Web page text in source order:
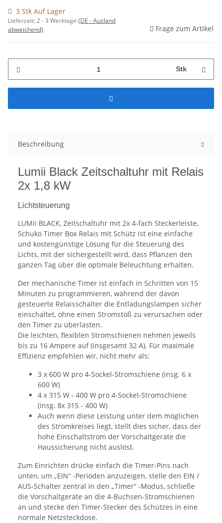
3 Stk Auf Lager
Lieferzeit:2 - 3 Werktage (DE - Ausland
abweichend)
Frage zum Artikel
Stk
Beschreibung
Lumii Black Zeitschaltuhr mit Relais
2x 1,8 kW
Lichtsteuerung
LUMii BLACK, Zeitschaltuhr mit 2x 4-fach Steckerleiste,
Schuko Timer Box Relais mit Schütz ist eine einfache
und kostengünstige Lösung für die Steuerung des
Lichts, mit der sichergestellt wird, dass Pflanzen den
ganzen Tag über die optimale Beleuchtung erhalten.
Der mechanische Timer ist einfach in Schritten von 15
Minuten zu programmieren, während der davon
gesteuerte Relaisschalter die Entladungslampen sicher
einschaltet, ohne einen Stromstoß zu verursachen oder
den Timer zu überlasten.
Die leichten, flexiblen Stromschienen nehmen jeweils
bis zu 16 Ampere auf (insgesamt 32 A). Für maximale
Effizienz empfehlen wir, nicht mehr als:
3 x 600 W pro 4-Sockel-Stromschiene (insg. 6 x
600 W)
4 x 315 W - 400 W pro 4-Sockel-Stromschiene
(insg. 8x 315 - 400 W)
Auch wenn diese Leistung unter dem möglichen
des Stromkreises liegt, stellt dies sicher, dass der
hohe Einschaltstrom der Vorschaltgeräte die
Haussicherung nicht auslöst.
Zum Einrichten drücke einfach die Timer-Pins nach
unten, um „EIN“ -Perioden anzuzeigen, stelle den EIN /
AUS-Schalter zentral in den „Timer“ -Modus, schließe
die Vorschaltgeräte an die 4-Buchsen-Stromschienen
an und stecke den Timer-Stecker des Schützes in eine
normale Netzsteckdose.